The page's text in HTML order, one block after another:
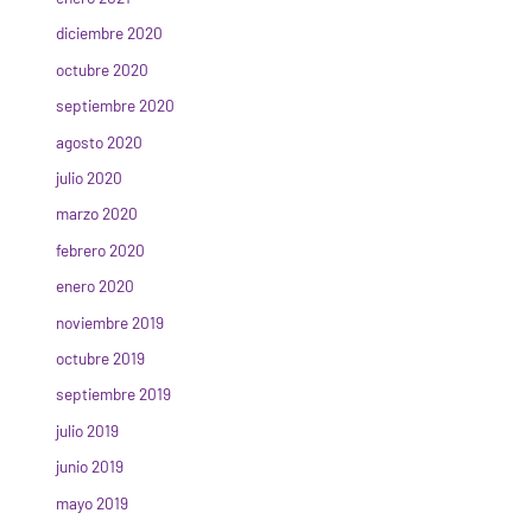
diciembre 2020
octubre 2020
septiembre 2020
agosto 2020
julio 2020
marzo 2020
febrero 2020
enero 2020
noviembre 2019
octubre 2019
septiembre 2019
julio 2019
junio 2019
mayo 2019